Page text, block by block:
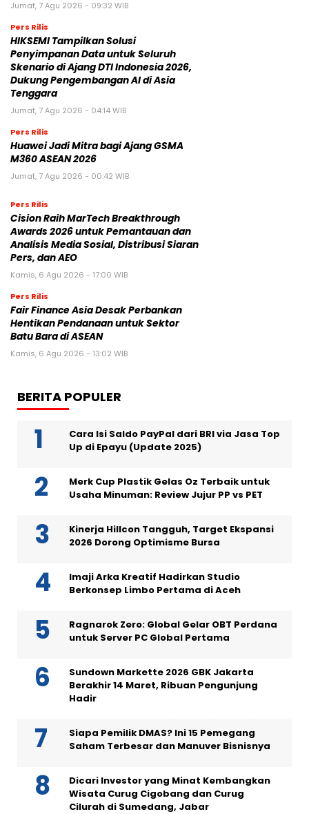
Jumat, 7 Agu 2026 - 09:32 WIB
Pers Rilis
HIKSEMI Tampilkan Solusi
Penyimpanan Data untuk Seluruh
Skenario di Ajang DTI Indonesia 2026,
Dukung Pengembangan AI di Asia
Tenggara
Jumat, 7 Agu 2026 - 04:14 WIB
Pers Rilis
Huawei Jadi Mitra bagi Ajang GSMA
M360 ASEAN 2026
Jumat, 7 Agu 2026 - 00:42 WIB
Pers Rilis
Cision Raih MarTech Breakthrough
Awards 2026 untuk Pemantauan dan
Analisis Media Sosial, Distribusi Siaran
Pers, dan AEO
Kamis, 6 Agu 2026 - 17:00 WIB
Pers Rilis
Fair Finance Asia Desak Perbankan
Hentikan Pendanaan untuk Sektor
Batu Bara di ASEAN
Kamis, 6 Agu 2026 - 13:02 WIB
BERITA POPULER
Cara Isi Saldo PayPal dari BRI via Jasa Top
Up di Epayu (Update 2025)
Merk Cup Plastik Gelas Oz Terbaik untuk
Usaha Minuman: Review Jujur PP vs PET
Kinerja Hillcon Tangguh, Target Ekspansi
2026 Dorong Optimisme Bursa
Imaji Arka Kreatif Hadirkan Studio
Berkonsep Limbo Pertama di Aceh
Ragnarok Zero: Global Gelar OBT Perdana
untuk Server PC Global Pertama
Sundown Markette 2026 GBK Jakarta
Berakhir 14 Maret, Ribuan Pengunjung
Hadir
Siapa Pemilik DMAS? Ini 15 Pemegang
Saham Terbesar dan Manuver Bisnisnya
Dicari Investor yang Minat Kembangkan
Wisata Curug Cigobang dan Curug
Cilurah di Sumedang, Jabar